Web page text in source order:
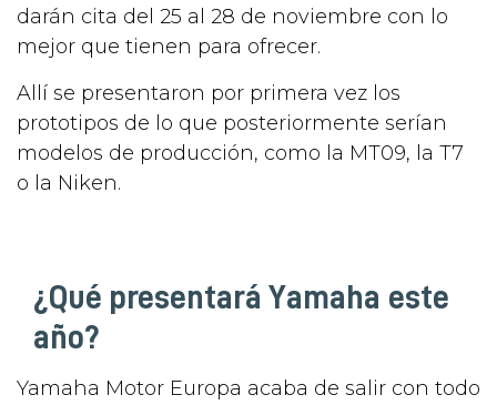
darán cita del 25 al 28 de noviembre con lo
mejor que tienen para ofrecer.
Allí se presentaron por primera vez los
prototipos de lo que posteriormente serían
modelos de producción, como la MT09, la T7
o la Niken.
¿Qué presentará Yamaha este
año?
Yamaha Motor Europa acaba de salir con todo